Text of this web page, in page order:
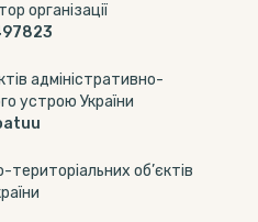
організації
адміністративно-
устрою України
об’єктів